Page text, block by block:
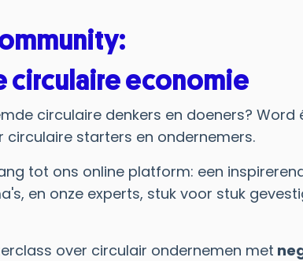
circulaire economie
circulaire denkers en doeners? Word
starters en ondernemers.
tot ons online platform: een
en onze experts, stuk voor stuk
over circulair ondernemen met